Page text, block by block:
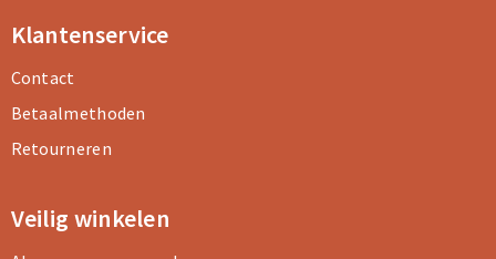
Klantenservice
Contact
Betaalmethoden
Retourneren
Veilig winkelen